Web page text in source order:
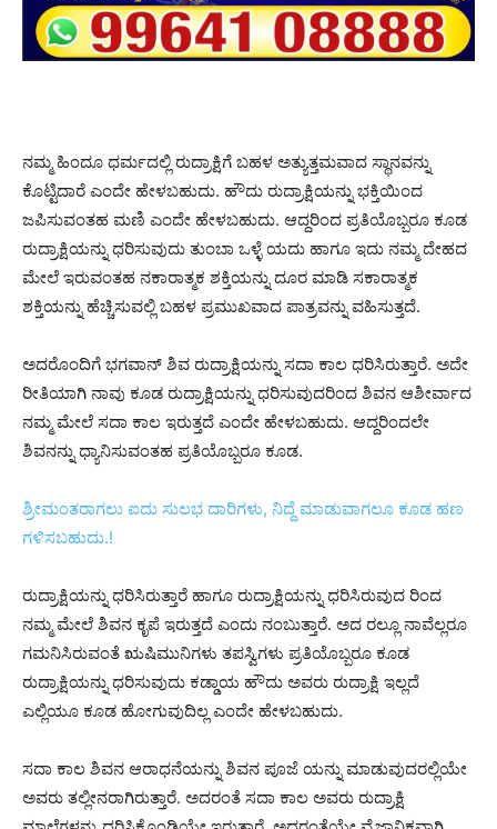
ನಮ್ಮ ಹಿಂದೂ ಧರ್ಮದಲ್ಲಿ ರುದ್ರಾಕ್ಷಿಗೆ ಬಹಳ ಅತ್ಯುತ್ತಮವಾದ ಸ್ಥಾನವನ್ನು
ಕೊಟ್ಟಿದಾರೆ ಎಂದೇ ಹೇಳಬಹುದು. ಹೌದು ರುದ್ರಾಕ್ಷಿಯನ್ನು ಭಕ್ತಿಯಿಂದ
ಜಪಿಸುವಂತಹ ಮಣಿ ಎಂದೇ ಹೇಳಬಹುದು. ಆದ್ದರಿಂದ ಪ್ರತಿಯೊಬ್ಬರೂ ಕೂಡ
ರುದ್ರಾಕ್ಷಿಯನ್ನು ಧರಿಸುವುದು ತುಂಬಾ ಒಳ್ಳೆ ಯದು ಹಾಗೂ ಇದು ನಮ್ಮ ದೇಹದ
ಮೇಲೆ ಇರುವಂತಹ ನಕಾರಾತ್ಮಕ ಶಕ್ತಿಯನ್ನು ದೂರ ಮಾಡಿ ಸಕಾರಾತ್ಮಕ
ಶಕ್ತಿಯನ್ನು ಹೆಚ್ಚಿಸುವಲ್ಲಿ ಬಹಳ ಪ್ರಮುಖವಾದ ಪಾತ್ರವನ್ನು ವಹಿಸುತ್ತದೆ.
ಅದರೊಂದಿಗೆ ಭಗವಾನ್ ಶಿವ ರುದ್ರಾಕ್ಷಿಯನ್ನು ಸದಾ ಕಾಲ ಧರಿಸಿರುತ್ತಾರೆ. ಅದೇ
ರೀತಿಯಾಗಿ ನಾವು ಕೂಡ ರುದ್ರಾಕ್ಷಿಯನ್ನು ಧರಿಸುವುದರಿಂದ ಶಿವನ ಆಶೀರ್ವಾದ
ನಮ್ಮ ಮೇಲೆ ಸದಾ ಕಾಲ ಇರುತ್ತದೆ ಎಂದೇ ಹೇಳಬಹುದು. ಆದ್ದರಿಂದಲೇ
ಶಿವನನ್ನು ಧ್ಯಾನಿಸುವಂತಹ ಪ್ರತಿಯೊಬ್ಬರೂ ಕೂಡ.
ಶ್ರೀಮಂತರಾಗಲು ಐದು ಸುಲಭ ದಾರಿಗಳು, ನಿದ್ದೆ ಮಾಡುವಾಗಲೂ ಕೂಡ ಹಣ
ಗಳಿಸಬಹುದು.!
ರುದ್ರಾಕ್ಷಿಯನ್ನು ಧರಿಸಿರುತ್ತಾರೆ ಹಾಗೂ ರುದ್ರಾಕ್ಷಿಯನ್ನು ಧರಿಸಿರುವುದ ರಿಂದ
ನಮ್ಮ ಮೇಲೆ ಶಿವನ ಕೃಪೆ ಇರುತ್ತದೆ ಎಂದು ನಂಬುತ್ತಾರೆ. ಅದ ರಲ್ಲೂ ನಾವೆಲ್ಲರೂ
ಗಮನಿಸಿರುವಂತೆ ಋಷಿಮುನಿಗಳು ತಪಸ್ವಿಗಳು ಪ್ರತಿಯೊಬ್ಬರೂ ಕೂಡ
ರುದ್ರಾಕ್ಷಿಯನ್ನು ಧರಿಸುವುದು ಕಡ್ಡಾಯ ಹೌದು ಅವರು ರುದ್ರಾಕ್ಷಿ ಇಲ್ಲದೆ
ಎಲ್ಲಿಯೂ ಕೂಡ ಹೋಗುವುದಿಲ್ಲ ಎಂದೇ ಹೇಳಬಹುದು.
ಸದಾ ಕಾಲ ಶಿವನ ಆರಾಧನೆಯನ್ನು ಶಿವನ ಪೂಜೆ ಯನ್ನು ಮಾಡುವುದರಲ್ಲಿಯೇ
ಅವರು ತಲ್ಲೀನರಾಗಿರುತ್ತಾರೆ. ಅದರಂತೆ ಸದಾ ಕಾಲ ಅವರು ರುದ್ರಾಕ್ಷಿ